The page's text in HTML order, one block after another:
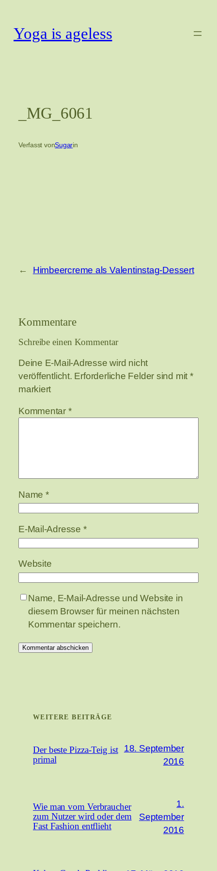
springen
Yoga is ageless
_MG_6061
Verfasst vonSugarin
← Himbeercreme als Valentinstag-Dessert
Kommentare
Schreibe einen Kommentar
Deine E-Mail-Adresse wird nicht
veröffentlicht. Erforderliche Felder sind mit *
markiert
Kommentar *
Name *
E-Mail-Adresse *
Website
Name, E-Mail-Adresse und Website in
diesem Browser für meinen nächsten
Kommentar speichern.
WEITERE BEITRÄGE
Der beste Pizza-Teig ist
primal
18. September
2016
Wie man vom Verbraucher
zum Nutzer wird oder dem
Fast Fashion entflieht
1.
September
2016